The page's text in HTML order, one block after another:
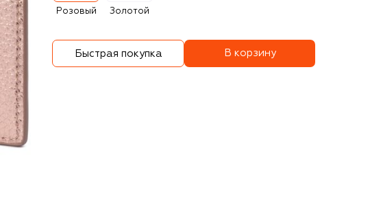
Розовый Золотой
Быстрая покупка В корзину